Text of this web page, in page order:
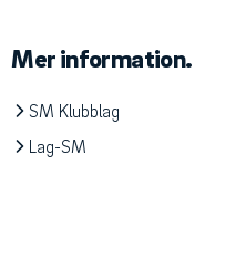
Mer information.
SM Klubblag
Lag-SM